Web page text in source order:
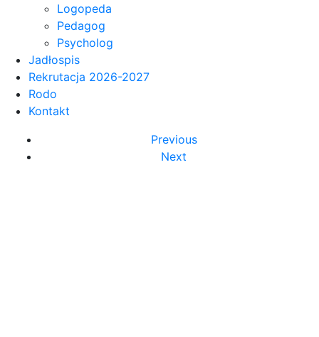
Logopeda
Pedagog
Psycholog
Jadłospis
Rekrutacja 2026-2027
Rodo
Kontakt
Previous
Next